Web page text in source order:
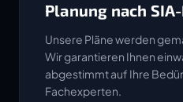
Planung nach
Unsere Pläne werden
Wir garantieren Ihnen
abgestimmt auf Ihre
Fachexperten.